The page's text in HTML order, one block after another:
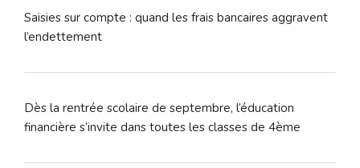
Saisies sur compte : quand les frais bancaires aggravent
l’endettement
Dès la rentrée scolaire de septembre, l’éducation
financière s’invite dans toutes les classes de 4ème